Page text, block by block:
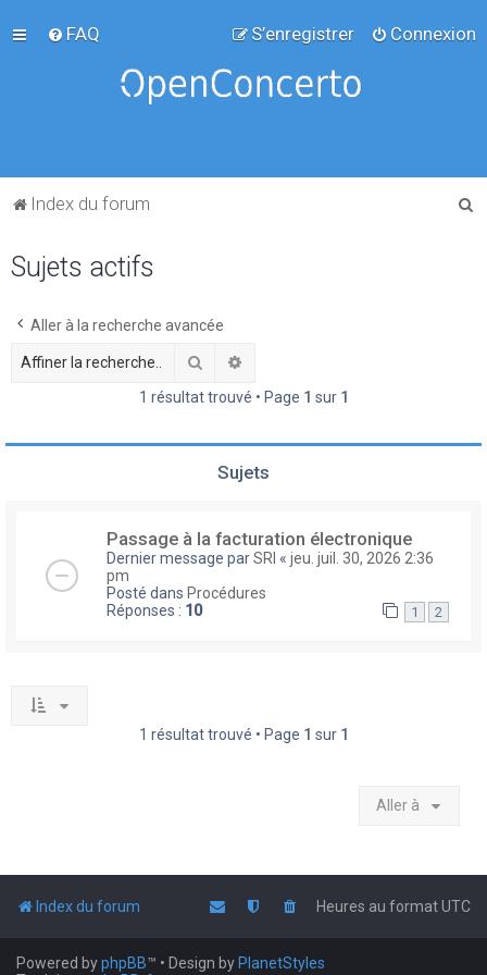
FAQ Connexion
S’enregistrer
Index du forum
e
Sujets actifs
Aller à la recherche avancée
Rechercher
1 résultat trouvé • Page 1 sur 1
Sujets
Passage à la facturation électronique
Dernier message parSRI « jeu. juil. 30, 2026 2:36
pm
Posté dans Procédures
Réponses : 10 1 2
1 résultat trouvé • Page 1 sur 1
Aller à
Index du forum Heures au formatUTC
Powered byphpBB™ • Design by PlanetStyles